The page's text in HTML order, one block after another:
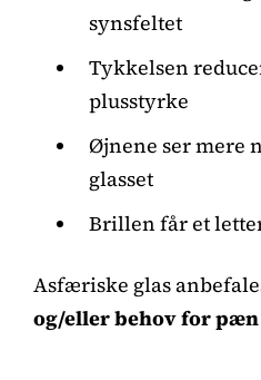
synsfeltet
Tykkelsen
plusstyrke
Øjnene ser mere
glasset
Brillen får et
Asfæriske glas
og/eller behov for